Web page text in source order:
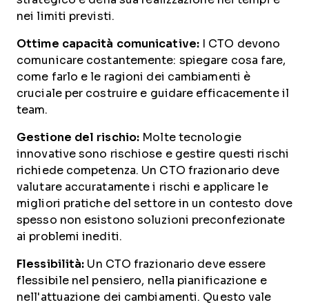
nei limiti previsti.
Ottime capacità comunicative:I CTO devono
comunicare costantemente: spiegare cosa fare,
come farlo e le ragioni dei cambiamenti è
cruciale per costruire e guidare efficacemente il
team.
Gestione del rischio: Molte tecnologie
innovative sono rischiose e gestire questi rischi
richiede competenza. Un CTO frazionario deve
valutare accuratamente i rischi e applicare le
migliori pratiche del settore in un contesto dove
spesso non esistono soluzioni preconfezionate
ai problemi inediti.
Flessibilità: Un CTO frazionario deve essere
flessibile nel pensiero, nella pianificazione e
nell'attuazione dei cambiamenti. Questo vale